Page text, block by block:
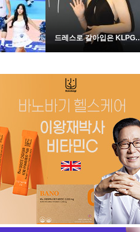
더보기
포토
드레스로 갈아